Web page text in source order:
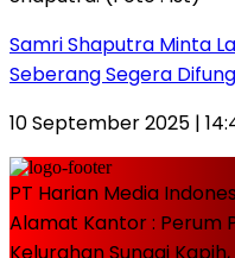
Samri Shaputra Minta
Seberang Segera
10 September 2025 |
PT Harian Media
Alamat Kantor : Perum
Kelurahan Sungai